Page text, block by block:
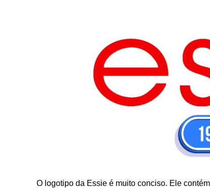
O logotipo da Essie é muito conciso. Ele